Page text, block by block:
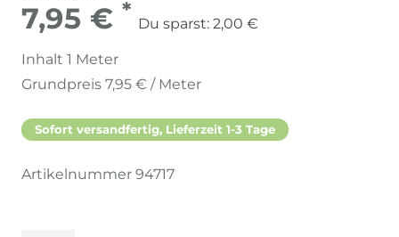
7,95 € *
Du sparst: 2,00 €
Inhalt 1 Meter
Grundpreis 7,95 € / Meter
Sofort versandfertig, Lieferzeit 1-3 Tage
Artikelnummer 94717